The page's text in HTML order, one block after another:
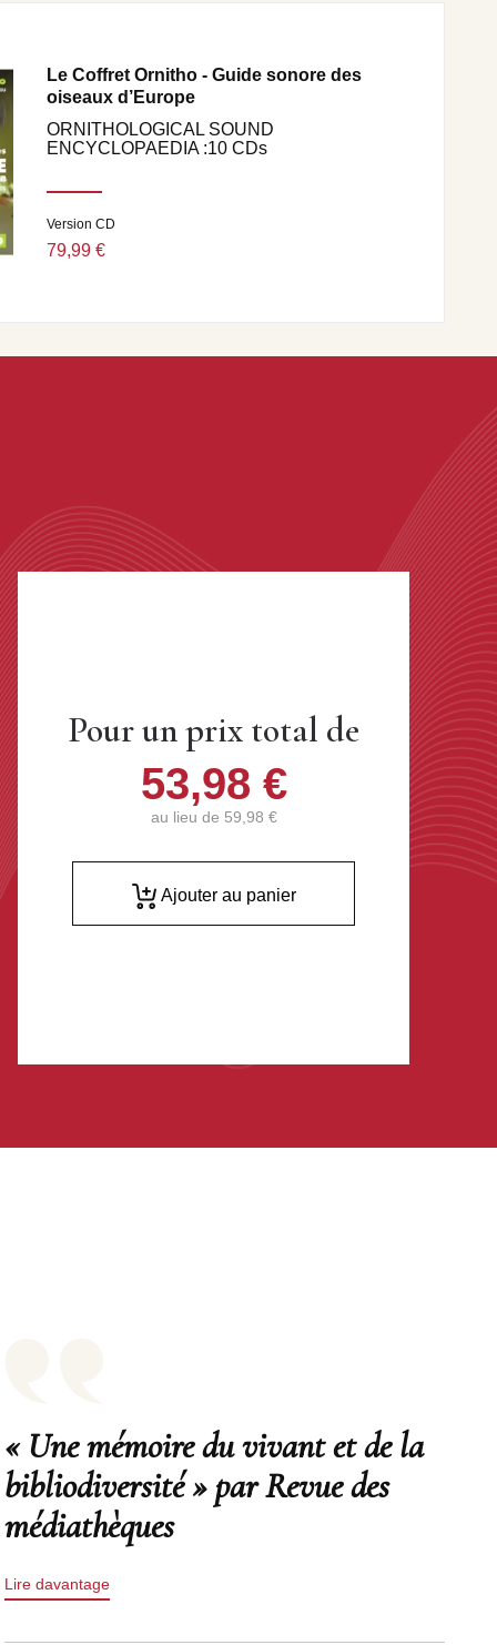
Le Coffret Ornitho - Guide sonore des
oiseaux d’Europe
ORNITHOLOGICAL SOUND
ENCYCLOPAEDIA :10 CDs
Version CD
79,99 €
Pour un prix total de
53,98 €
au lieu de 59,98 €
Ajouter au panier
« Une mémoire du vivant et de la
bibliodiversité » par Revue des
médiathèques
Lire davantage